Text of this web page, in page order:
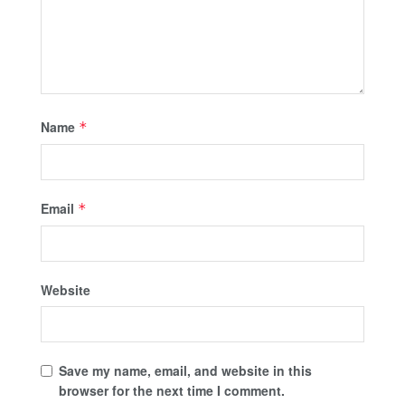
Name *
Email *
Website
Save my name, email, and website in this
browser for the next time I comment.